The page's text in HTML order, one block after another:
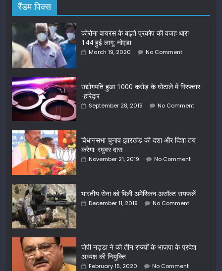
रैंडम पिक्स
कोरोना वायरस के बढ़ते प्रकोप की वजह धारा
144 हुई लागू: नोएडा
March 19, 2020 No Comment
उद्योगपति हुआ 1000 करोड़ के घोटाले में गिरफ्तार
-हरिद्वार
September 28, 2019 No Comment
विधानसभा चुनाव झारखंड की दशा और दिशा तय
करेगा: रघुवर दास
November 21, 2019 No Comment
भारतीय सेना को मिली अमेरिकन असॉल्‍ट रायफलें
December 11, 2019 No Comment
जेपी नड्डा ने की तीन राज्‍यों के भाजपा के प्रदेश
अध्‍यक्ष की नियुक्‍ति
February 15, 2020 No Comment